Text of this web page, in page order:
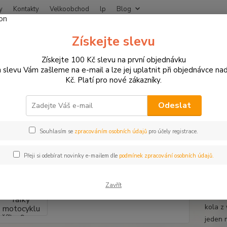
Kontakty Velkoobchod lp Blog
Hledat
Motodoplňky a příslušenství Proužky na ráfky Proužky na ráfky
na ráfky motocyklu šířka
kola z
jeden
Získejte slevu
Získejte 100 Kč slevu na první objednávku
slevu Vám zašleme na e-mail a lze jej uplatnit při objednávce
Kč. Platí pro nové zákazníky.
Odeslat
Souhlasím se zpracováním osobních údajů pro účely registrace.
Přeji si odebírat novinky e-mailem dle podmínek zpracování osobních údajů.
Zavřít